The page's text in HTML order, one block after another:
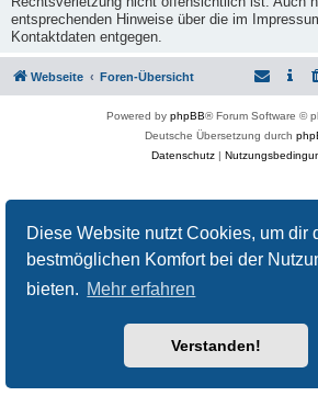
Diese Website nutzt Cookies, um dir
bestmöglichen Komfort bei der
bieten. Mehr erfahren
Verstanden!
entsprechenden Hinweise über die im
Kontaktdaten entgegen.
Webseite Foren-Übersicht
Powered by phpBB® Forum Software ©
Deutsche Übersetzung durch
Datenschutz|